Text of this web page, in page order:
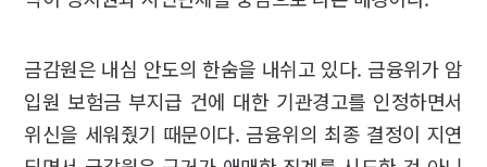
금감원은 내심 안도의 한숨을 내쉬고 있다. 금융위가 암
입원 보험금 부지급 건에 대한 기관경고를 인정하면서
위신을 세워줬기 때문이다. 금융위의 최종 결정이 지연